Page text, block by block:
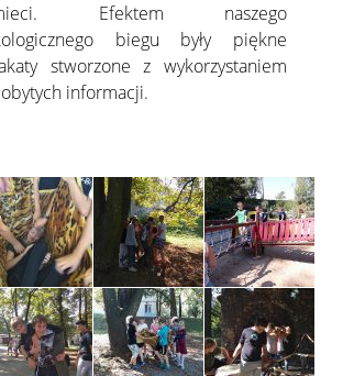
Efektem naszego
biegu były piękne
stworzone z wykorzystaniem
informacji.